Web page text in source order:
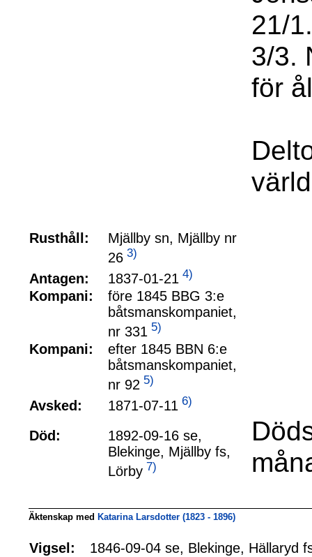
21/
3/3.
för
Rusthåll:
Mjällby sn, Mjällby nr
26 3)
Antagen: 1837-01-21 4)
Kompani:
före 1845 BBG 3:e
båtsmanskompaniet,
nr 331 5)
Kompani:
efter 1845 BBN 6:e
båtsmanskompaniet,
nr 92 5)
Avsked: 1871-07-11 6)
Död:
1892-09-16 se,
Blekinge, Mjällby fs,
Lörby 7)
Äktenskap med Katarina Larsdotter (1823 - 1896)
Vigsel: 1846-09-04 se, Blekinge, Hällaryd